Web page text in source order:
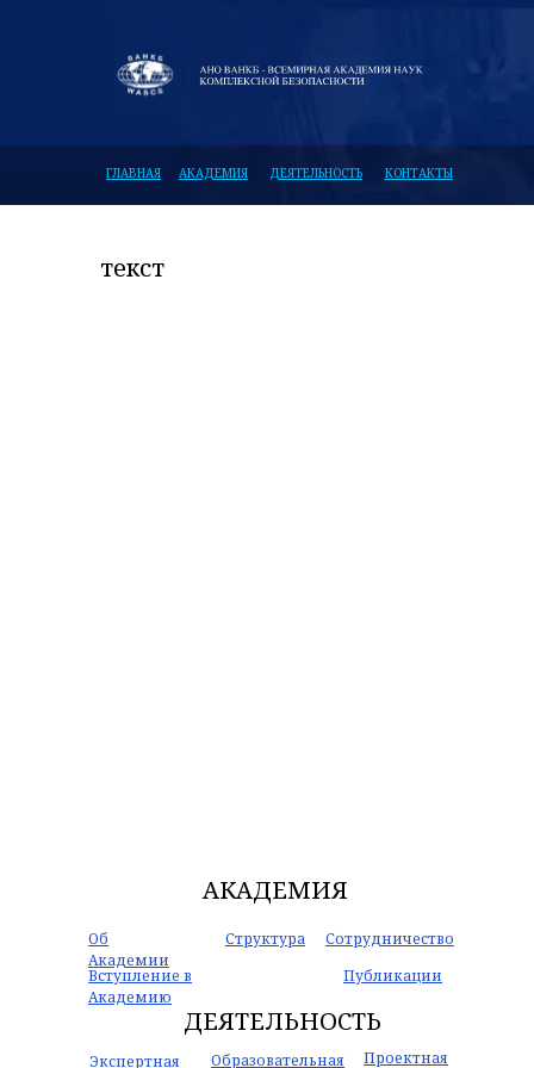
АКАДЕМИЯ ДЕЯТЕЛЬНОСТЬ КОНТАКТЫ
ГЛАВНАЯ
текст
АКАДЕМИЯ
Об
Академии
Структура
Публикации
Сотрудничество
Вступление в
Академию
Экспертная Образовательная Проектная
ДЕЯТЕЛЬНОСТЬ